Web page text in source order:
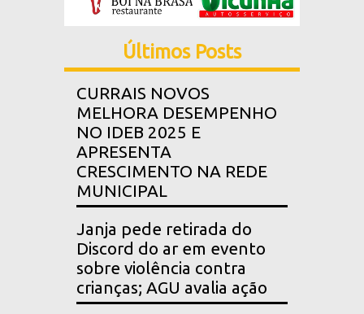
Últimos Posts
CURRAIS NOVOS
MELHORA DESEMPENHO
NO IDEB 2025 E
APRESENTA
CRESCIMENTO NA REDE
MUNICIPAL
Janja pede retirada do
Discord do ar em evento
sobre violência contra
crianças; AGU avalia ação